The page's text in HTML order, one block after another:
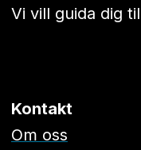
Vi vill guida dig
Kontakt
Om oss